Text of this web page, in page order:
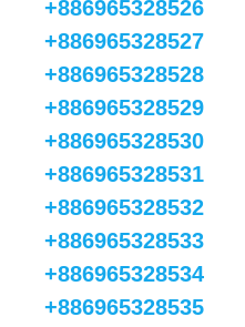
+886965328526
+886965328527
+886965328528
+886965328529
+886965328530
+886965328531
+886965328532
+886965328533
+886965328534
+886965328535